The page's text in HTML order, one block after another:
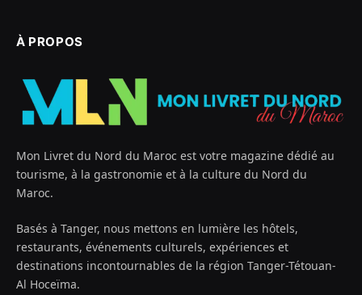
À PROPOS
Mon Livret du Nord du Maroc est votre magazine dédié au
tourisme, à la gastronomie et à la culture du Nord du
Maroc.
Basés à Tanger, nous mettons en lumière les hôtels,
restaurants, événements culturels, expériences et
destinations incontournables de la région Tanger-Tétouan-
Al Hoceïma.